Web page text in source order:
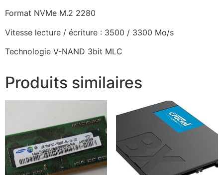
Format NVMe M.2 2280
Vitesse lecture / écriture : 3500 / 3300 Mo/s
Technologie V-NAND 3bit MLC
Produits similaires